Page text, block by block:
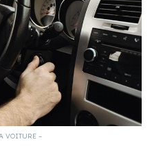
VOITURE –